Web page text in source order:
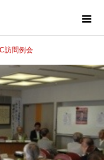
訪問例会